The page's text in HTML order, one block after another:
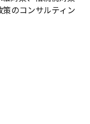
のコンサルティン